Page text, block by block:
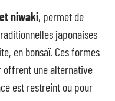
niwaki, permet de
japonaises
en bonsaï. Ces formes
offrent une alternative
est restreint ou pour